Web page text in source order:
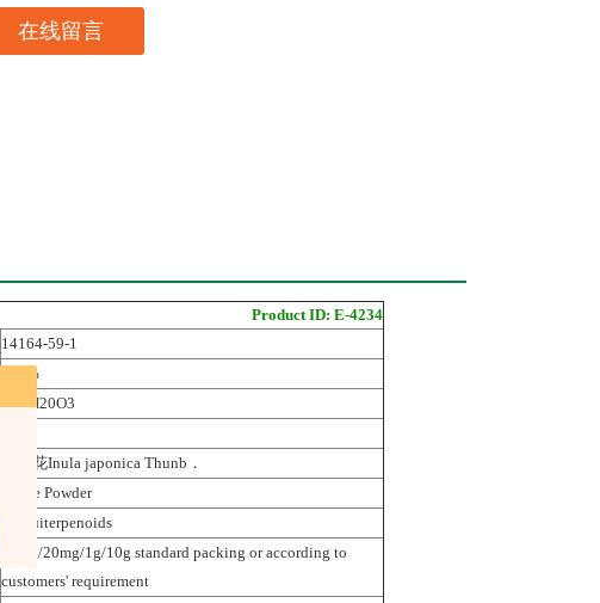
在线留言
Product ID: E-4234
14164-59-1
≥95%
C15H20O3
旋覆花Inula japonica Thunb．
White Powder
Sesquiterpenoids
10mg/20mg/1g/10g standard packing or according to
customers' requirement